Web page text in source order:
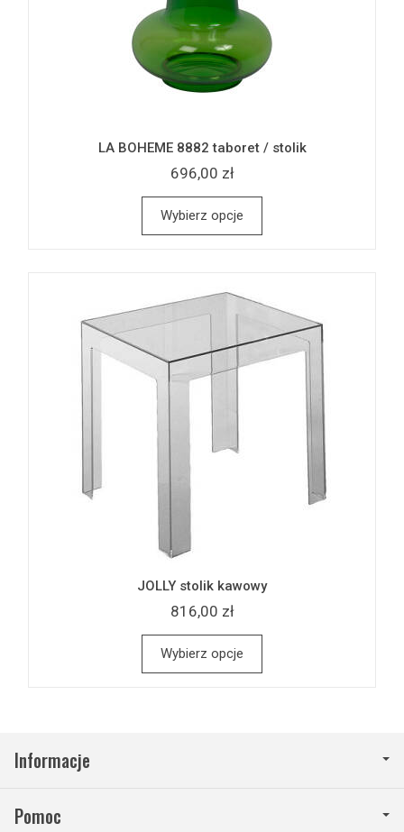
LA BOHEME 8882 taboret / stolik
696,00 zł
Wybierz opcje
JOLLY stolik kawowy
816,00 zł
Wybierz opcje
Informacje
Pomoc